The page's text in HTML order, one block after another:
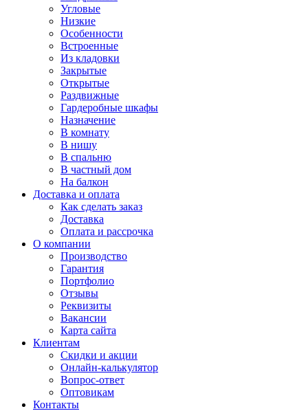
Угловые
Низкие
Особенности
Встроенные
Из кладовки
Закрытые
Открытые
Раздвижные
Гардеробные шкафы
Назначение
В комнату
В нишу
В спальню
В частный дом
На балкон
Доставка и оплата
Как сделать заказ
Доставка
Оплата и рассрочка
О компании
Производство
Гарантия
Портфолио
Отзывы
Реквизиты
Вакансии
Карта сайта
Клиентам
Скидки и акции
Онлайн-калькулятор
Вопрос-ответ
Оптовикам
Контакты